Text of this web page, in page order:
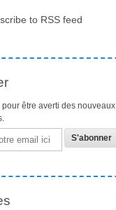
to RSS feed
être averti des nouveaux